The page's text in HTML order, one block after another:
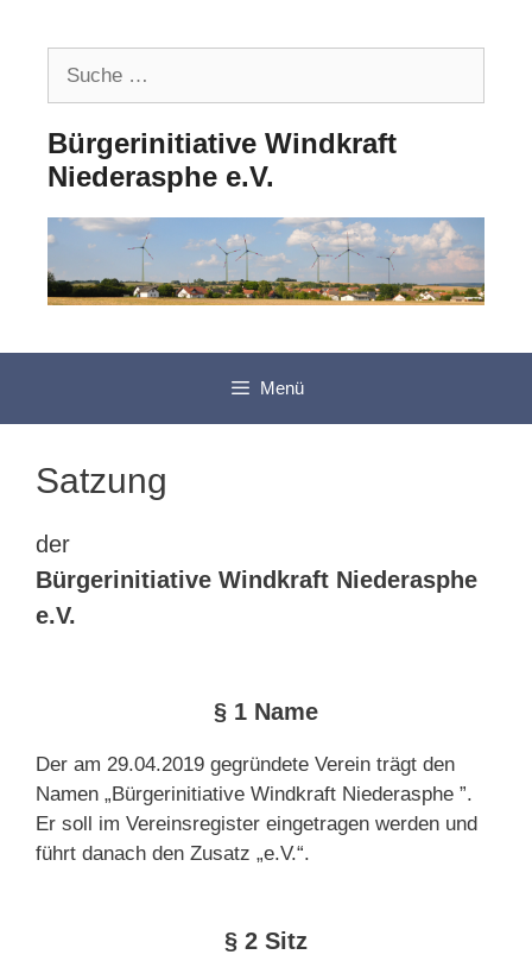
springen
Bürgerinitiative Windkraft
Niederasphe e.V.
Menü
Satzung
der
Bürgerinitiative Windkraft Niederasphe
e.V.
§ 1 Name
Der am 29.04.2019 gegründete Verein trägt den
Namen „Bürgerinitiative Windkraft Niederasphe ”.
Er soll im Vereinsregister eingetragen werden und
führt danach den Zusatz „e.V.“.
§ 2 Sitz